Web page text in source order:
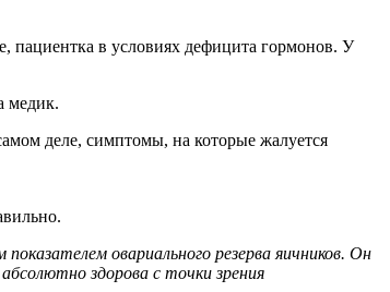
пациентка в условиях дефицита гормонов. У
медик.
деле, симптомы, на которые жалуется
овариального резерва яичников. Он
здорова с точки зрения